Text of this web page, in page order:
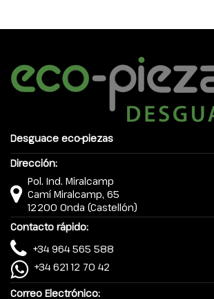
Desguace eco-piezas
Dirección:
Pol. Ind. Miralcamp
Camí Miralcamp, 65
12200 Onda (Castellón)
Contacto rápido:
+34 964 565 588
+34 621 12 70 42
Correo Electrónico: